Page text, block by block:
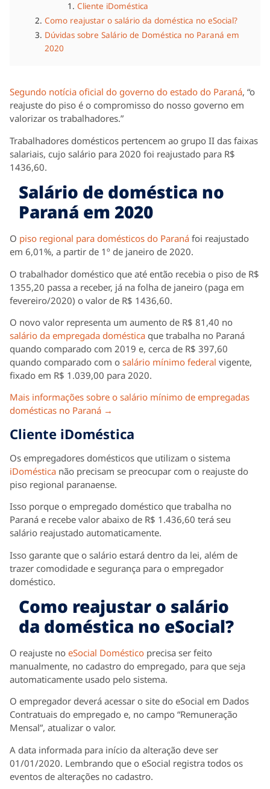
Cliente iDoméstica
Como reajustar o salário da doméstica no eSocial?
Dúvidas sobre Salário de Doméstica no Paraná em
2020
Segundo notícia oficial do governo do estado do Paraná, “o
reajuste do piso é o compromisso do nosso governo em
valorizar os trabalhadores.”
Trabalhadores domésticos pertencem ao grupo II das faixas
salariais, cujo salário para 2020 foi reajustado para R$
1436,60.
Salário de doméstica no
Paraná em 2020
O piso regional para domésticos do Paraná foi reajustado
em 6,01%, a partir de 1º de janeiro de 2020.
O trabalhador doméstico que até então recebia o piso de R$
1355,20 passa a receber, já na folha de janeiro (paga em
fevereiro/2020) o valor de R$ 1436,60.
O novo valor representa um aumento de R$ 81,40 no
salário da empregada doméstica que trabalha no Paraná
quando comparado com 2019 e, cerca de R$ 397,60
quando comparado com o salário mínimo federal vigente,
fixado em R$ 1.039,00 para 2020.
Mais informações sobre o salário mínimo de empregadas
domésticas no Paraná →
Cliente iDoméstica
Os empregadores domésticos que utilizam o sistema
iDoméstica não precisam se preocupar com o reajuste do
piso regional paranaense.
Isso porque o empregado doméstico que trabalha no
Paraná e recebe valor abaixo de R$ 1.436,60 terá seu
salário reajustado automaticamente.
Isso garante que o salário estará dentro da lei, além de
trazer comodidade e segurança para o empregador
doméstico.
Como reajustar o salário
da doméstica no eSocial?
O reajuste no eSocial Doméstico precisa ser feito
manualmente, no cadastro do empregado, para que seja
automaticamente usado pelo sistema.
O empregador deverá acessar o site do eSocial em Dados
Contratuais do empregado e, no campo “Remuneração
Mensal”, atualizar o valor.
A data informada para início da alteração deve ser
01/01/2020. Lembrando que o eSocial registra todos os
eventos de alterações no cadastro.